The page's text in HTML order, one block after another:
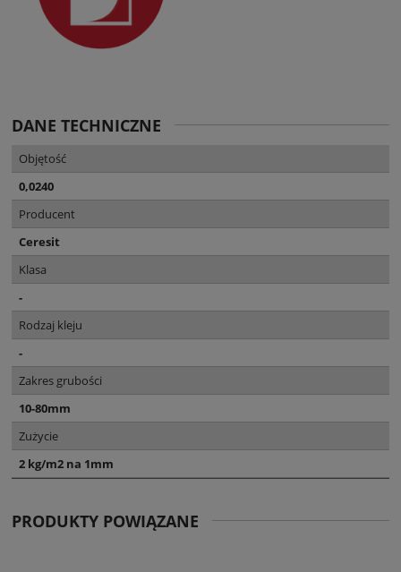
DANE TECHNICZNE
Objętość
0,0240
Producent
Ceresit
Klasa
-
Rodzaj kleju
-
Zakres grubości
10-80mm
Zużycie
2 kg/m2 na 1mm
PRODUKTY POWIĄZANE